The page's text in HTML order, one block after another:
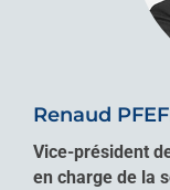
Renaud
Vice-président
en charge de la